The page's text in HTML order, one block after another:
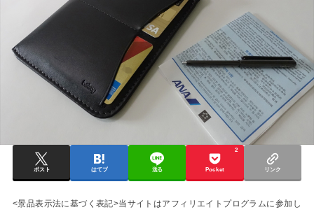
ポスト はてブ 送る Pocket
2
リンク
<景品表示法に基づく表記>当サイトはアフィリエイトプログラムに参加し